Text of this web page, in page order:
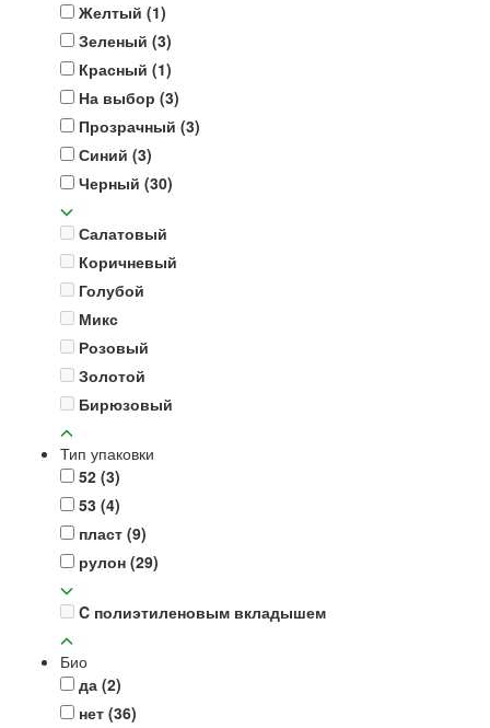
Желтый (1)
Зеленый (3)
Красный (1)
На выбор (3)
Прозрачный (3)
Синий (3)
Черный (30)
Салатовый
Коричневый
Голубой
Микс
Розовый
Золотой
Бирюзовый
Тип упаковки
52 (3)
53 (4)
пласт (9)
рулон (29)
C полиэтиленовым вкладышем
Био
да (2)
нет (36)